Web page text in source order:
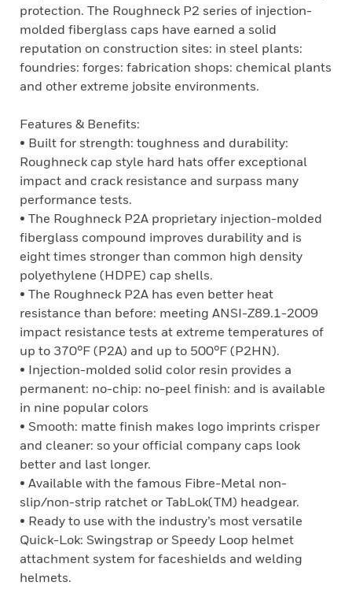
protection. The Roughneck P2 series of injection-
molded fiberglass caps have earned a solid
reputation on construction sites: in steel plants:
foundries: forges: fabrication shops: chemical plants
and other extreme jobsite environments.
Features & Benefits:
• Built for strength: toughness and durability:
Roughneck cap style hard hats offer exceptional
impact and crack resistance and surpass many
performance tests.
• The Roughneck P2A proprietary injection-molded
fiberglass compound improves durability and is
eight times stronger than common high density
polyethylene (HDPE) cap shells.
• The Roughneck P2A has even better heat
resistance than before: meeting ANSI-Z89.1-2009
impact resistance tests at extreme temperatures of
up to 370°F (P2A) and up to 500°F (P2HN).
• Injection-molded solid color resin provides a
permanent: no-chip: no-peel finish: and is available
in nine popular colors
• Smooth: matte finish makes logo imprints crisper
and cleaner: so your official company caps look
better and last longer.
• Available with the famous Fibre-Metal non-
slip/non-strip ratchet or TabLok(TM) headgear.
• Ready to use with the industry’s most versatile
Quick-Lok: Swingstrap or Speedy Loop helmet
attachment system for faceshields and welding
helmets.